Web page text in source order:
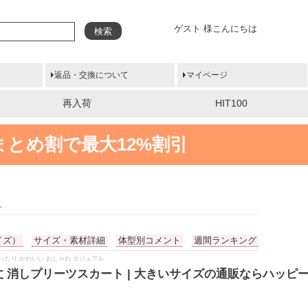
ゲスト 様こんにちは
検索
返品・交換について マイページ
再入荷 HIT100
め割で最大12%割引
） サイズ・素材詳細 体型別コメント 週間ランキング
たり かわいい おしゃれ カジュアル
消しプリーツスカート | 大きいサイズの通販ならハッピ